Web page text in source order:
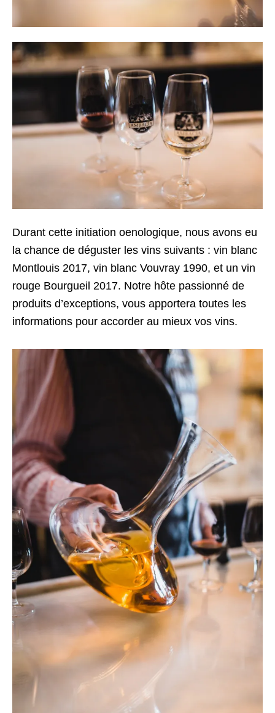
Durant cette initiation oenologique, nous avons eu
la chance de déguster les vins suivants : vin blanc
Montlouis 2017, vin blanc Vouvray 1990, et un vin
rouge Bourgueil 2017. Notre hôte passionné de
produits d’exceptions, vous apportera toutes les
informations pour accorder au mieux vos vins.